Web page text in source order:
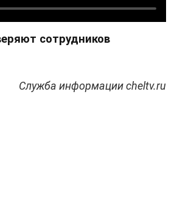
сотрудников
Служба информации cheltv.ru